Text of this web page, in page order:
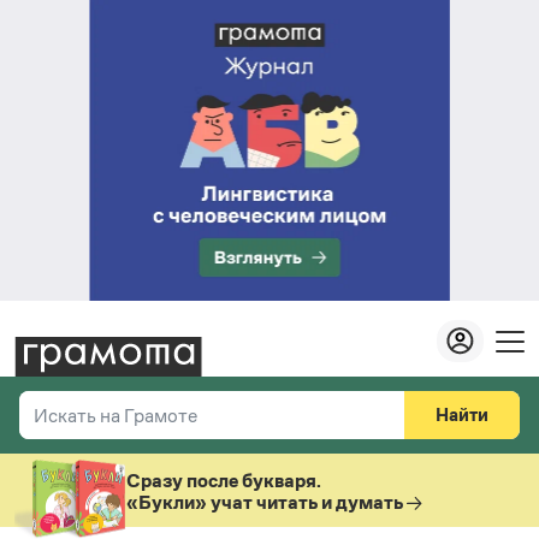
Искать на Грамоте
Справочная служба
Найти
Везде